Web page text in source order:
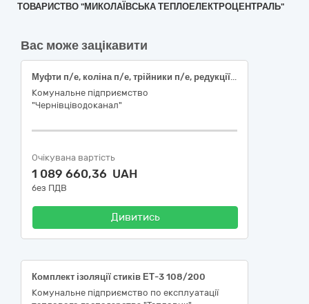
ТОВАРИСТВО "МИКОЛАЇВСЬКА ТЕПЛОЕЛЕКТРОЦЕНТРАЛЬ"
Вас може зацікавити
Муфти п/е, коліна п/е, трійники п/е, редукції (футорки), муфти обтискні, хомути
Комунальне підприємство
"Чернівціводоканал"
Очікувана вартість
1 089 660,36 UAH
без ПДВ
Дивитись
Комплект ізоляції стиків ЕТ-3 108/200
Комунальне підприємство по експлуатації